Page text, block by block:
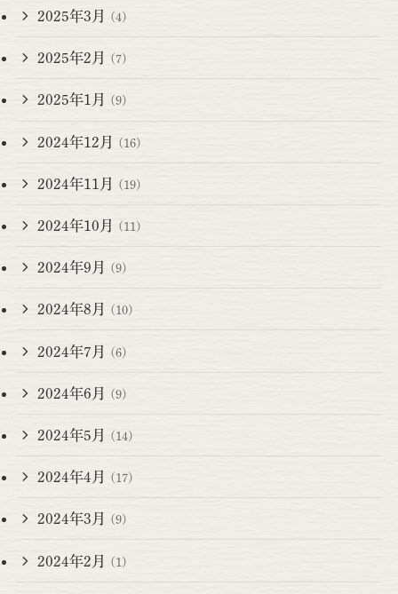
2025年3月 (4)
2025年2月 (7)
2025年1月 (9)
2024年12月 (16)
2024年11月 (19)
2024年10月 (11)
2024年9月 (9)
2024年8月 (10)
2024年7月 (6)
2024年6月 (9)
2024年5月 (14)
2024年4月 (17)
2024年3月 (9)
2024年2月 (1)